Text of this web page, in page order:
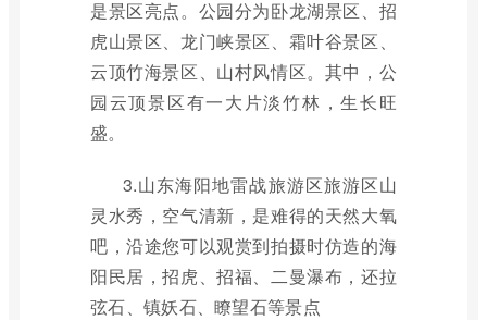
是景区亮点。公园分为卧龙湖景区、招
虎山景区、龙门峡景区、霜叶谷景区、
云顶竹海景区、山村风情区。其中，公
园云顶景区有一大片淡竹林，生长旺
盛。
3.山东海阳地雷战旅游区旅游区山
灵水秀，空气清新，是难得的天然大氧
吧，沿途您可以观赏到拍摄时仿造的海
阳民居，招虎、招福、二曼瀑布，还拉
弦石、镇妖石、瞭望石等景点